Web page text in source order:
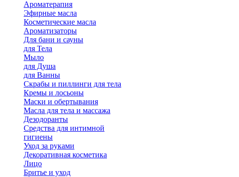
Ароматерапия
Эфирные масла
Косметические масла
Ароматизаторы
Для бани и сауны
для Тела
Мыло
для Душа
для Ванны
Скрабы и пиллинги для тела
Кремы и лосьоны
Маски и обертывания
Масла для тела и массажа
Дезодоранты
Средства для интимной
гигиены
Уход за руками
Декоративная косметика
Лицо
Бритье и уход